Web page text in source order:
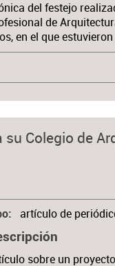
del festejo
de
en el que
Colegio de
artículo de
sobre un